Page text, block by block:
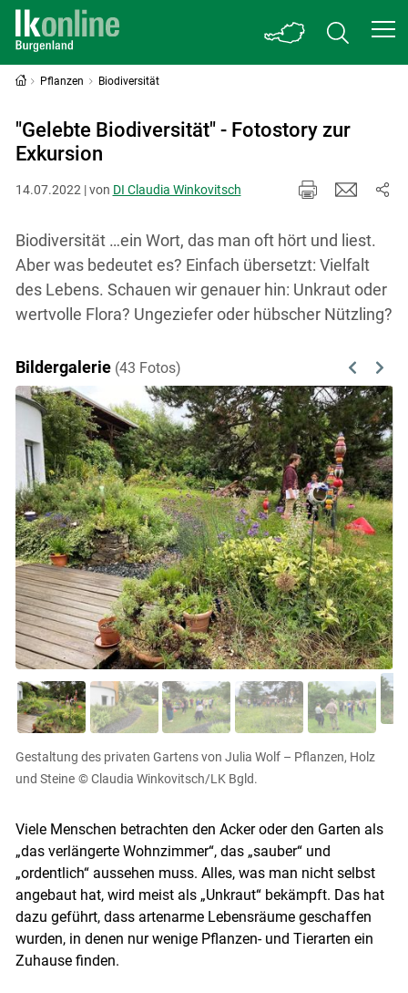
Skip to main content
Pflanzen Biodiversität
"Gelebte Biodiversität" - Fotostory zur
Exkursion
14.07.2022 | von DI Claudia Winkovitsch
Biodiversität …ein Wort, das man oft hört und liest.
Aber was bedeutet es? Einfach übersetzt: Vielfalt
des Lebens. Schauen wir genauer hin: Unkraut oder
wertvolle Flora? Ungeziefer oder hübscher Nützling?
Bildergalerie (43 Fotos) Previous
Next
Gestaltung des privaten Gartens von Julia Wolf – Pflanzen, Holz
und Steine © Claudia Winkovitsch/LK Bgld.
Viele Menschen betrachten den Acker oder den Garten als
„das verlängerte Wohnzimmer“, das „sauber“ und
„ordentlich“ aussehen muss. Alles, was man nicht selbst
angebaut hat, wird meist als „Unkraut“ bekämpft. Das hat
dazu geführt, dass artenarme Lebensräume geschaffen
wurden, in denen nur wenige Pflanzen- und Tierarten ein
Zuhause finden.